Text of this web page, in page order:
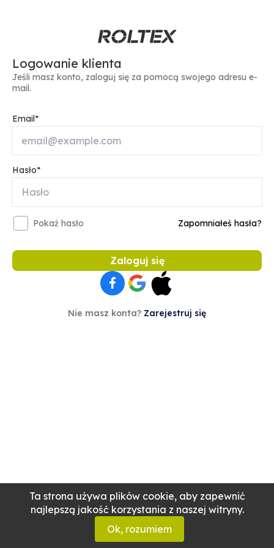
Ta strona używa plików cookie, aby zapewnić
najlepszą jakość korzystania z naszej witryny.
Ok, rozumiem
Logowanie klienta
Jeśli masz konto, zaloguj się za pomocą swojego adresu e-
mail.
Email
Hasło
Pokaż hasło Zapomniałeś hasła?
Zaloguj się
Nie masz konta? Zarejestruj się